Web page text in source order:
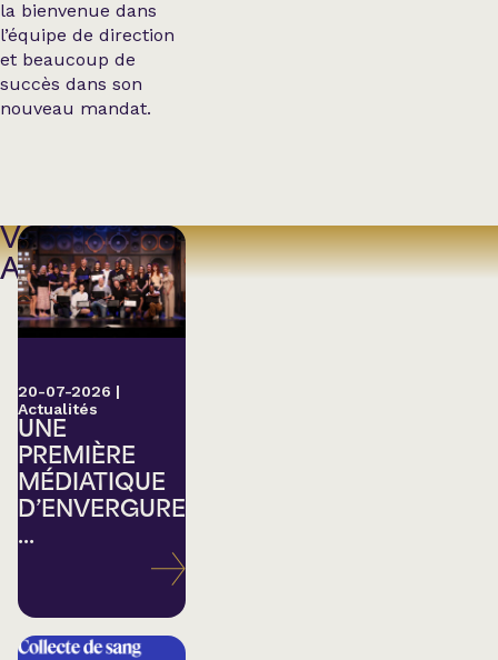
la bienvenue dans
l’équipe de direction
et beaucoup de
succès dans son
nouveau mandat.
VOIR
AUSSI
20-07-2026 |
Actualités
UNE
PREMIÈRE
MÉDIATIQUE
D’ENVERGURE
...